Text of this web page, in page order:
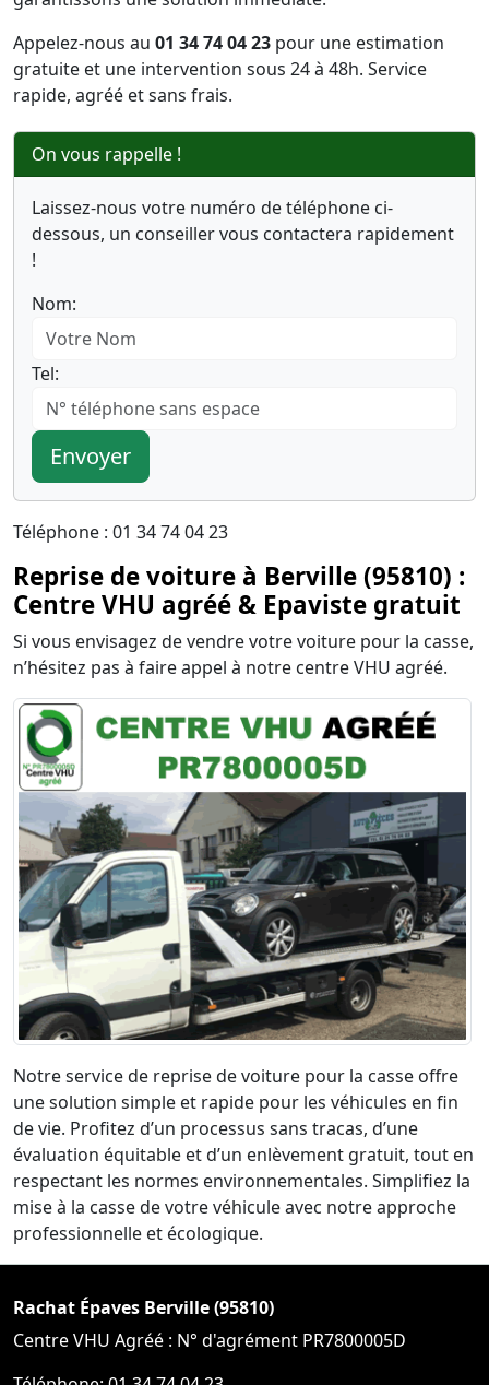
Appelez-nous au 01 34 74 04 23 pour une estimation
gratuite et une intervention sous 24 à 48h. Service
rapide, agréé et sans frais.
On vous rappelle !
Laissez-nous votre numéro de téléphone ci-
dessous, un conseiller vous contactera rapidement
!
Nom:
Tel:
Envoyer
Téléphone : 01 34 74 04 23
Reprise de voiture à Berville (95810) :
Centre VHU agréé & Epaviste gratuit
Si vous envisagez de vendre votre voiture pour la casse,
n’hésitez pas à faire appel à notre centre VHU agréé.
Notre service de reprise de voiture pour la casse offre
une solution simple et rapide pour les véhicules en fin
de vie. Profitez d’un processus sans tracas, d’une
évaluation équitable et d’un enlèvement gratuit, tout en
respectant les normes environnementales. Simplifiez la
mise à la casse de votre véhicule avec notre approche
professionnelle et écologique.
Rachat Épaves Berville (95810)
Centre VHU Agréé : N° d'agrément PR7800005D